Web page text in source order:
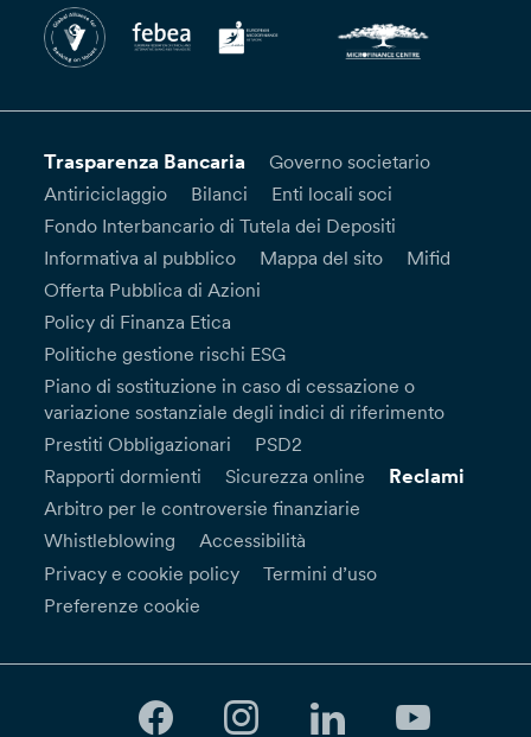
Trasparenza Bancaria
Governo societario
Antiriciclaggio
Bilanci
Enti locali soci
Fondo Interbancario di Tutela dei Depositi
Informativa al pubblico
Mappa del sito
Mifid
Offerta Pubblica di Azioni
Policy di Finanza Etica
Politiche gestione rischi ESG
Piano di sostituzione in caso di cessazione o
variazione sostanziale degli indici di riferimento
Prestiti Obbligazionari
PSD2
Rapporti dormienti
Sicurezza online Reclami
Arbitro per le controversie finanziarie
Whistleblowing
Accessibilità
Privacy e cookie policy
Termini d’uso
Preferenze cookie